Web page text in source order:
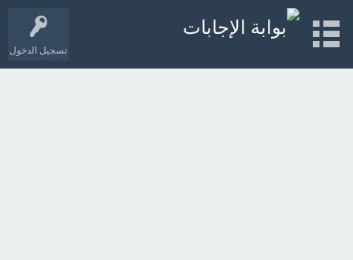
تسجيل الدخول